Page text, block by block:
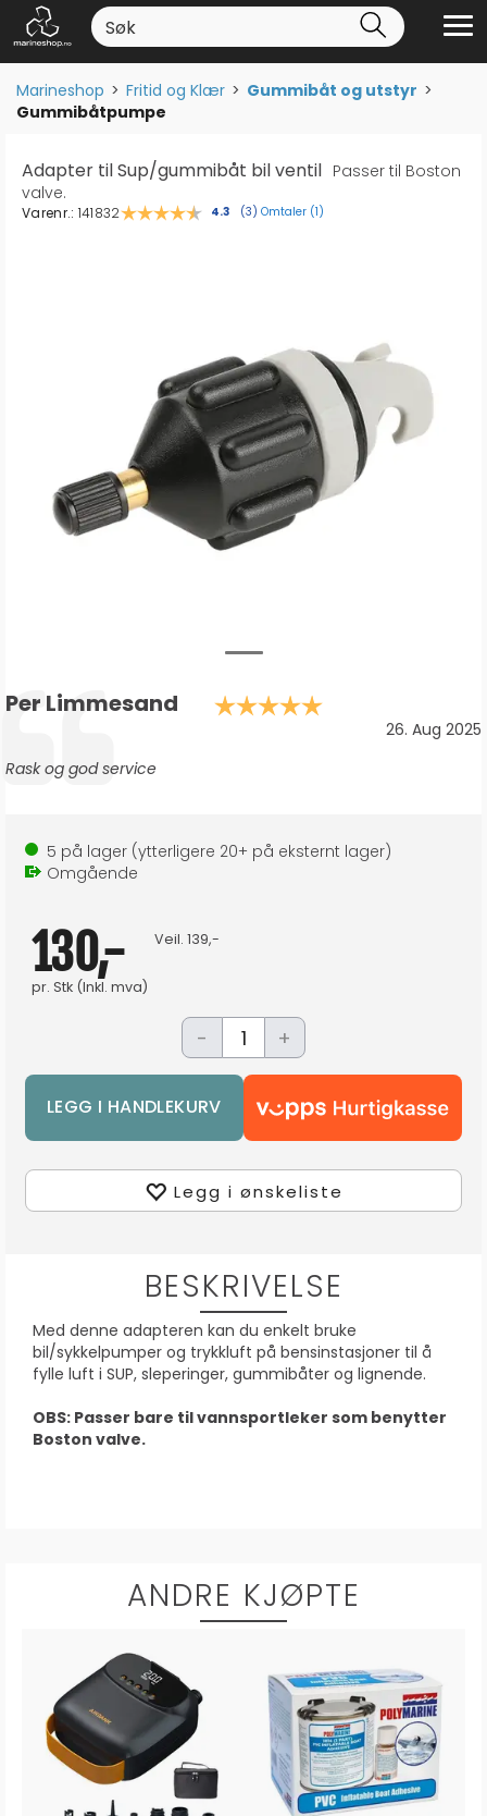
Marineshop>Fritid og Klær>Gummibåt og utstyr>
Gummibåtpumpe
Adapter til Sup/gummibåt bil ventil Passer til Boston
valve.
Varenr.: 141832 Gjennomsnittskarakter:
4.3 (stemmer:
3) Omtaler (1)
Testimonial
Forfatter:
Per Limmesand
Dato:
26. Aug 2025
Tekst:
Rask og god service
5 på lager (ytterligere 20+ på eksternt lager)
Omgående
130,-
pr. Stk (Inkl. mva)
Veil. 139,-
- +
Legg i ønskeliste
BESKRIVELSE
Med denne adapteren kan du enkelt bruke
bil/sykkelpumper og trykkluft på bensinstasjoner til å
fylle luft i SUP, sleperinger, gummibåter og lignende.
OBS: Passer bare til vannsportleker som benytter
Boston valve.
ANDRE KJØPTE